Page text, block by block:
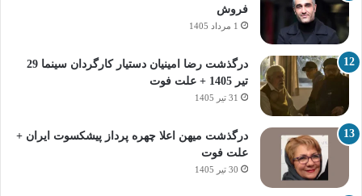
فروش
1 مرداد 1405
درگذشت رضا امینیان دستیار کارگردان سینما 29
تیر 1405 + علت فوت
31 تیر 1405
درگذشت میهن اعلا چهره پرداز پیشکسوت ایران +
علت فوت
30 تیر 1405